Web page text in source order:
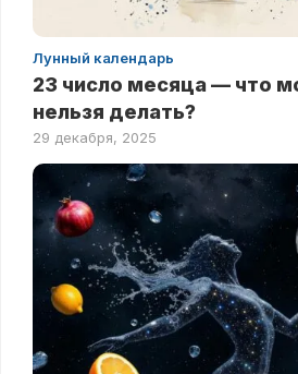
Лунный календарь
23 число месяца — что
нельзя делать?
29 декабря, 2025